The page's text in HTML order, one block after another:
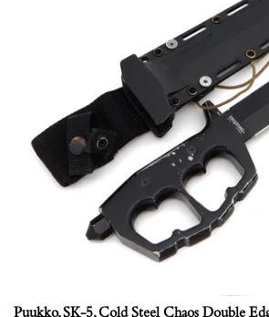
Puukko, SK-5, Cold Steel Chaos Double